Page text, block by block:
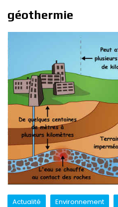
géothermie
Actualité Environnement